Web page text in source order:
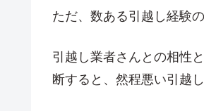
ただ、数ある引越し経験
引越し業者さんとの相性
断すると、然程悪い引越